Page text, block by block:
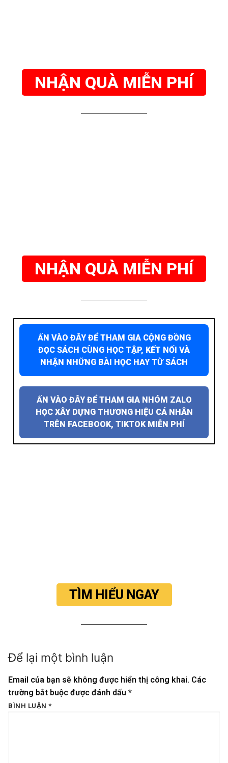
NHẬN QUÀ MIỄN PHÍ
NHẬN QUÀ MIỄN PHÍ
ẤN VÀO ĐÂY ĐỂ THAM GIA CỘNG ĐỒNG
ĐỌC SÁCH CÙNG HỌC TẬP, KẾT NỐI VÀ
NHẬN NHỮNG BÀI HỌC HAY TỪ SÁCH
ẤN VÀO ĐÂY ĐỂ THAM GIA NHÓM ZALO
HỌC XÂY DỰNG THƯƠNG HIỆU CÁ NHÂN
TRÊN FACEBOOK, TIKTOK MIỄN PHÍ
TÌM HIỂU NGAY
Để lại một bình luận
Email của bạn sẽ không được hiển thị công khai. Các
trường bắt buộc được đánh dấu *
BÌNH LUẬN *